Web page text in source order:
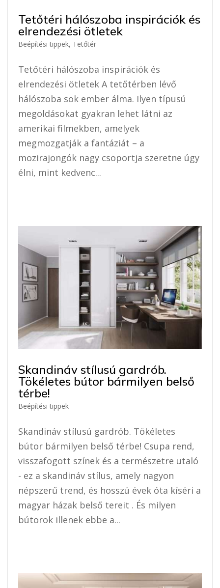
Tetőtéri hálószoba inspirációk és
elrendezési ötletek
Beépítési tippek, Tetőtér
Tetőtéri hálószoba inspirációk és
elrendezési ötletek A tetőtérben lévő
hálószoba sok ember álma. Ilyen típusú
megoldásokat gyakran lehet látni az
amerikai filmekben, amelyek
megmozgatják a fantáziát – a
mozirajongók nagy csoportja szeretne úgy
élni, mint kedvenc...
Skandináv stílusú gardrób.
Tökéletes bútor bármilyen belső
térbe!
Beépítési tippek
Skandináv stílusú gardrób. Tökéletes
bútor bármilyen belső térbe! Csupa rend,
visszafogott színek és a természetre utaló
- ez a skandináv stílus, amely nagyon
népszerű trend, és hosszú évek óta kíséri a
magyar házak belső tereit . És milyen
bútorok illenek ebbe a...